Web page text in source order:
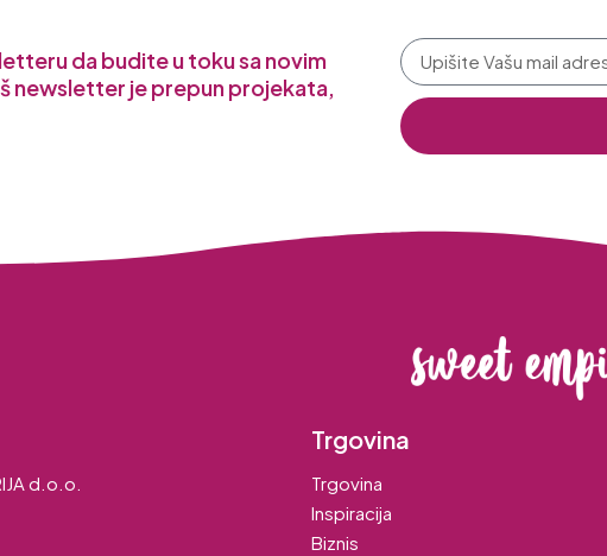
da budite u toku sa novim
newsletter je prepun projekata,
d.o.o.
Trgovina
Trgovina
Inspiracija
Biznis